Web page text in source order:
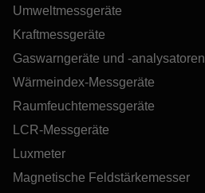
Umweltmessgeräte
Kraftmessgeräte
Gaswarngeräte und -analysatoren
Wärmeindex-Messgeräte
Raumfeuchtemessgeräte
LCR-Messgeräte
Luxmeter
Magnetische Feldstärkemesser